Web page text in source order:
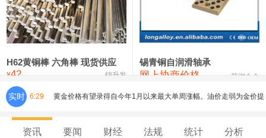
铸造铝合金锭(ZLD104) 24,300—24,500 24,400
压铸锌合金锭 26,500—26,700
氯化镍 38,300—40,300 39,300 0
H62黄铜棒 六角棒 现货供应
¥42 锦升发
锡青铜自润滑轴承
网上协商价格 芜湖合金
实时 6:29 黄金价格有望录得自今年1月以来最大单周涨幅。油价走弱为金价提
资讯 要闻 财经 法规 统计 分析